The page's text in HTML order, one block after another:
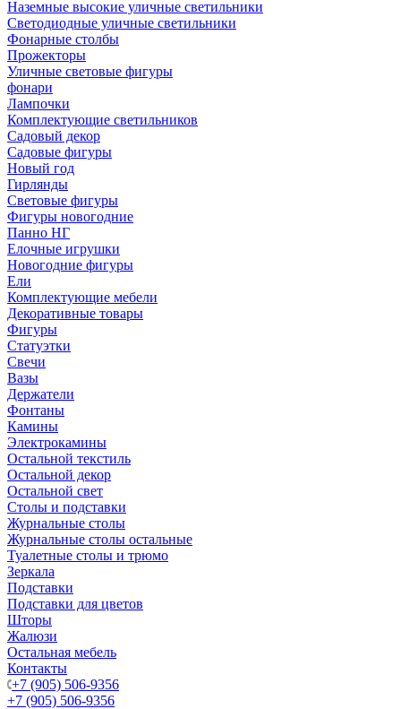
Наземные высокие уличные светильники
Светодиодные уличные светильники
Фонарные столбы
Прожекторы
Уличные световые фигуры
фонари
Лампочки
Комплектующие светильников
Садовый декор
Садовые фигуры
Новый год
Гирлянды
Световые фигуры
Фигуры новогодние
Панно НГ
Елочные игрушки
Новогодние фигуры
Ели
Комплектующие мебели
Декоративные товары
Фигуры
Статуэтки
Свечи
Вазы
Держатели
Фонтаны
Камины
Электрокамины
Остальной текстиль
Остальной декор
Остальной свет
Столы и подставки
Журнальные столы
Журнальные столы остальные
Туалетные столы и трюмо
Зеркала
Подставки
Подставки для цветов
Шторы
Жалюзи
Остальная мебель
Контакты
+7 (905) 506-9356
+7 (905) 506-9356